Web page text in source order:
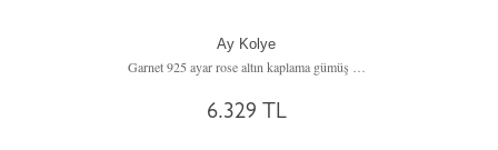
Ay Kolye
6.329 TL